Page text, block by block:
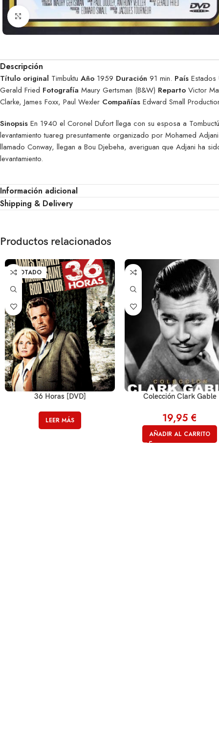
Clic para ampliar
Descripción
Título original Timbuktu Año 1959 Duración 91 min. País
Gerald Fried Fotografía Maury Gertsman (B&W) Reparto Victor
Clarke, James Foxx, Paul Wexler Compañías Edward Small
Sinopsis En 1940 el Coronel Dufort llega con su esposa a
levantamiento tuareg presuntamente organizado por Mohamed
llamado Conway, llegan a Bou Djebeha, averiguan que Adjani ha
levantamiento.
Información adicional
Shipping & Delivery
Productos relacionados
AGOTADO
36 Horas [DVD]
LEER MÁS
Colección Clark Gable
19,95 €
AÑADIR AL CARRITO